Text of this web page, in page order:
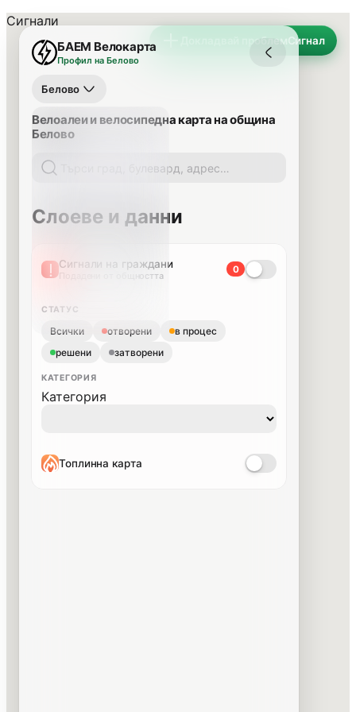
Докладвай проблемСигнал
БАЕМ Велокарта
Профил на Белово
Белово
Велоалеи и велосипедна карта на община
Белово
Слоеве и данни
Сигнали на граждани
Подадени от общността
0
СТАТУС
Всички отворени
в процес
решени
затворени
КАТЕГОРИЯ
Категория
Топлинна карта
Сигнали